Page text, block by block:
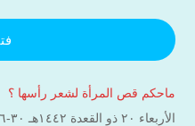
ماحكم قص المرأة لشعر رأسها ؟
الأربعاء ۲۰ ذو القعدة ۱٤٤۲هـ ۳۰-٦-۲۰۲۱م